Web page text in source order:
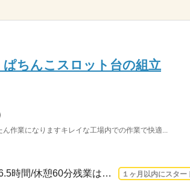
ぱちんこスロット台の組立
作業になりますキレイな工場内での作業で快適...
1ヵ月以内 2026/8/25〜 / 10：00～17：30実働6.5時間/休憩60分残業はほぼありません。 １ヶ月以内にスター